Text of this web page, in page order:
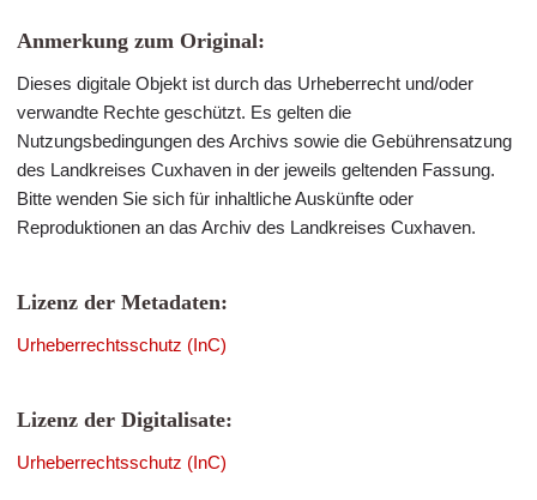
Anmerkung zum Original:
Dieses digitale Objekt ist durch das Urheberrecht und/oder
verwandte Rechte geschützt. Es gelten die
Nutzungsbedingungen des Archivs sowie die Gebührensatzung
des Landkreises Cuxhaven in der jeweils geltenden Fassung.
Bitte wenden Sie sich für inhaltliche Auskünfte oder
Reproduktionen an das Archiv des Landkreises Cuxhaven.
Lizenz der Metadaten:
Urheberrechtsschutz (InC)
Lizenz der Digitalisate:
Urheberrechtsschutz (InC)